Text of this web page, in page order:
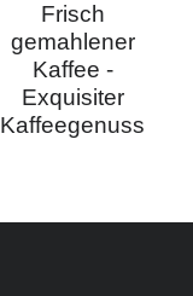
Frisch
gemahlener
Kaffee -
Exquisiter
Kaffeegenuss